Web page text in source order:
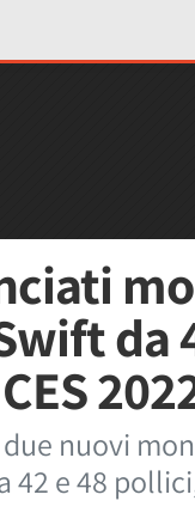
nuovi
42 e 48